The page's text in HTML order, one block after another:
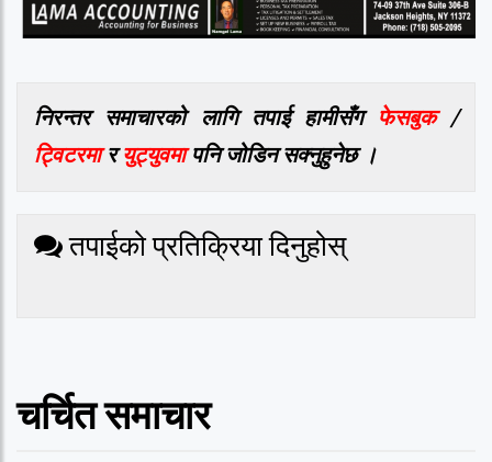
निरन्तर समाचारको लागि तपाई हामीसँग फेसबुक/
ट्विटरमारयुट्युवमापनि जोडिन सक्नुहुनेछ ।
तपाईको प्रतिक्रिया दिनुहोस्
चर्चित समाचार